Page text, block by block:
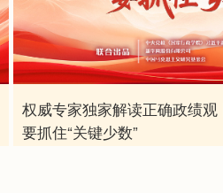
权威专家独家解读正确政绩观
要抓住“关键少数”